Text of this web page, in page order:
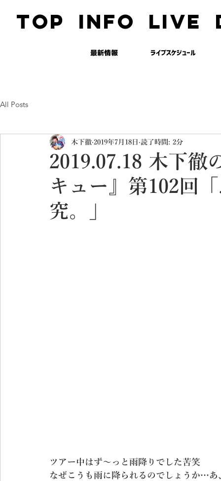
TOP INFO LIVE
最新情報 ライブスケジュール
All Posts
2019.07.18 木下徹
キュー』第102回
究。」
木下徹 2019年7月18日 読了時間: 2分
ツアー中はず～っと雨降りでした苦笑
なぜこうも雨に降られるのでしょうか…あ